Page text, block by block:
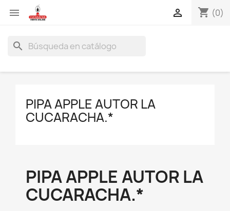
 shopping_cart (0)

search
PIPA APPLE AUTOR LA
CUCARACHA.*
PIPA APPLE AUTOR LA
CUCARACHA.*